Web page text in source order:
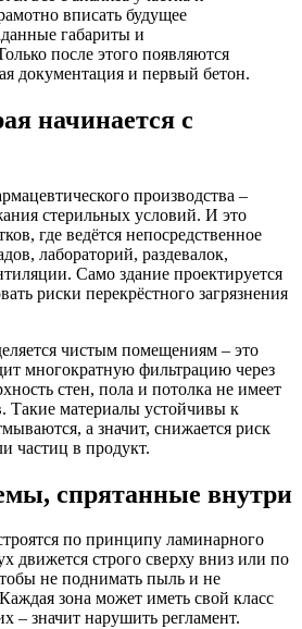
вписать будущее
габариты и
после этого появляются
документация и первый бетон.
начинается с
производства –
стерильных условий. И это
где ведётся непосредственное
лабораторий, раздевалок,
Само здание проектируется
риски перекрёстного загрязнения
чистым помещениям – это
многократную фильтрацию через
стен, пола и потолка не имеет
Такие материалы устойчивы к
а значит, снижается риск
частиц в продукт.
спрятанные внутри
по принципу ламинарного
движется строго сверху вниз или по
не поднимать пыль и не
зона может иметь свой класс
– значит нарушить регламент.